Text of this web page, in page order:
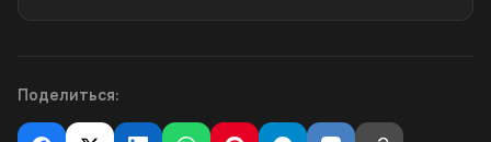
Поделиться: